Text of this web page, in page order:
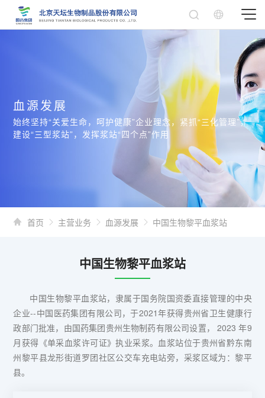
血源发展
始终坚持“关爱生命，呵护健康”企业理念，紧抓“三化管理”，
建设“三型浆站”，发挥浆站“四个点”作用
首页 主营业务 血源发展 中国生物黎平血浆站
中国生物黎平血浆站
中国生物黎平血浆站，隶属于国务院国资委直接管理的中央
企业--中国医药集团有限公司，于2021年获得贵州省卫生健康行
政部门批准，由国药集团贵州生物制药有限公司设置， 2023 年9
月获得《单采血浆许可证》执业采浆。血浆站位于贵州省黔东南
州黎平县龙形街道罗团社区公交车充电站旁，采浆区域为：黎平
县。